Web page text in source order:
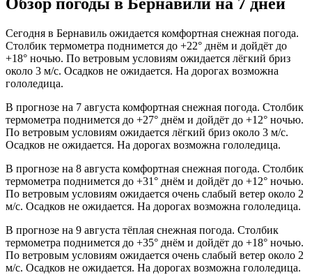
Обзор погоды в Бернавили на 7 дней
Сегодня в Бернавиль ожидается комфортная снежная погода.
Столбик термометра поднимется до +22° днём и дойдёт до
+18° ночью. По ветровым условиям ожидается лёгкий бриз
около 3 м/с. Осадков не ожидается. На дорогах возможна
гололедица.
В прогнозе на 7 августа комфортная снежная погода. Столбик
термометра поднимется до +27° днём и дойдёт до +12° ночью.
По ветровым условиям ожидается лёгкий бриз около 3 м/с.
Осадков не ожидается. На дорогах возможна гололедица.
В прогнозе на 8 августа комфортная снежная погода. Столбик
термометра поднимется до +31° днём и дойдёт до +12° ночью.
По ветровым условиям ожидается очень слабый ветер около 2
м/с. Осадков не ожидается. На дорогах возможна гололедица.
В прогнозе на 9 августа тёплая снежная погода. Столбик
термометра поднимется до +35° днём и дойдёт до +18° ночью.
По ветровым условиям ожидается очень слабый ветер около 2
м/с. Осадков не ожидается. На дорогах возможна гололедица.